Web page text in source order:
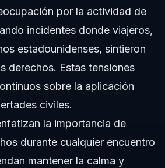
por la actividad de
incidentes donde viajeros,
estadounidenses, sintieron
derechos. Estas tensiones
sobre la aplicación
civiles.
la importancia de
durante cualquier encuentro
mantener la calma y